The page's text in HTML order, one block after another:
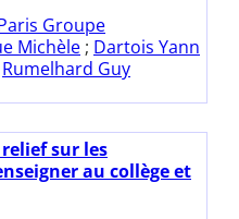
Groupe
Michèle ; Dartois Yann
Rumelhard Guy
sur les
au collège et